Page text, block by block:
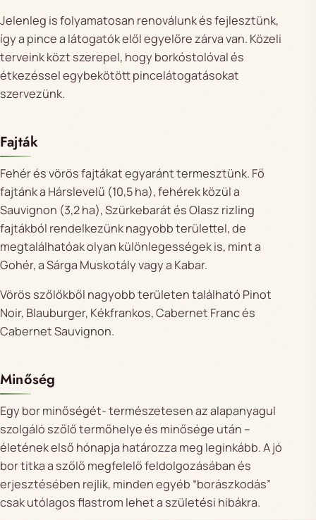
Jelenleg is folyamatosan renoválunk és fejlesztünk,
így a pince a látogatók elől egyelőre zárva van. Közeli
terveink közt szerepel, hogy borkóstolóval és
étkezéssel egybekötött pincelátogatásokat
szervezünk.
Fajták
Fehér és vörös fajtákat egyaránt termesztünk. Fő
fajtánk a Hárslevelű (10,5 ha), fehérek közül a
Sauvignon (3,2 ha), Szürkebarát és Olasz rizling
fajtákból rendelkezünk nagyobb területtel, de
megtalálhatóak olyan különlegességek is, mint a
Gohér, a Sárga Muskotály vagy a Kabar.
Vörös szőlőkből nagyobb területen található Pinot
Noir, Blauburger, Kékfrankos, Cabernet Franc és
Cabernet Sauvignon.
Minőség
Egy bor minőségét- természetesen az alapanyagul
szolgáló szőlő termőhelye és minősége után –
életének első hónapja határozza meg leginkább. A jó
bor titka a szőlő megfelelő feldolgozásában és
erjesztésében rejlik, minden egyéb “borászkodás”
csak utólagos flastrom lehet a születési hibákra.